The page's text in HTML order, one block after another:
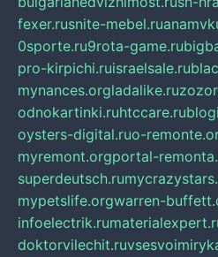
fexer.rusnite-mebel.ru
0sporte.ru9rota-game.ru
pro-kirpichi.ruisraelsale.ru
mynances.orgladalike.ru
odnokartinki.ruhtccare.ru
oysters-digital.ruo-
myremont.orgportal-
superdeutsch.ru
mypetslife.orgwarren-
infoelectrik.ru
doktorvilechit.ru